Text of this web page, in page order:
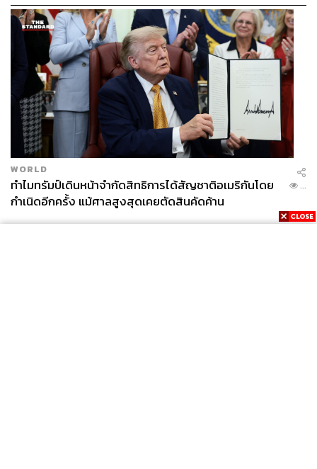
WORLD
ทำไมทรัมป์เดินหน้าจำกัดสิทธิการได้สัญชาติอเมริกันโดย
กำเนิดอีกครั้ง แม้ศาลสูงสุดเคยตัดสินคัดค้าน
...